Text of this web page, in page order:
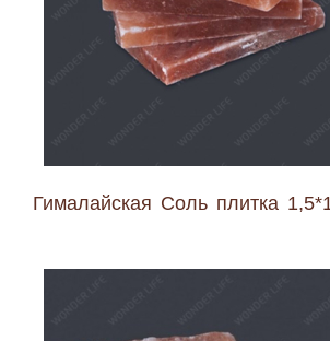
Гималайская Соль плитка